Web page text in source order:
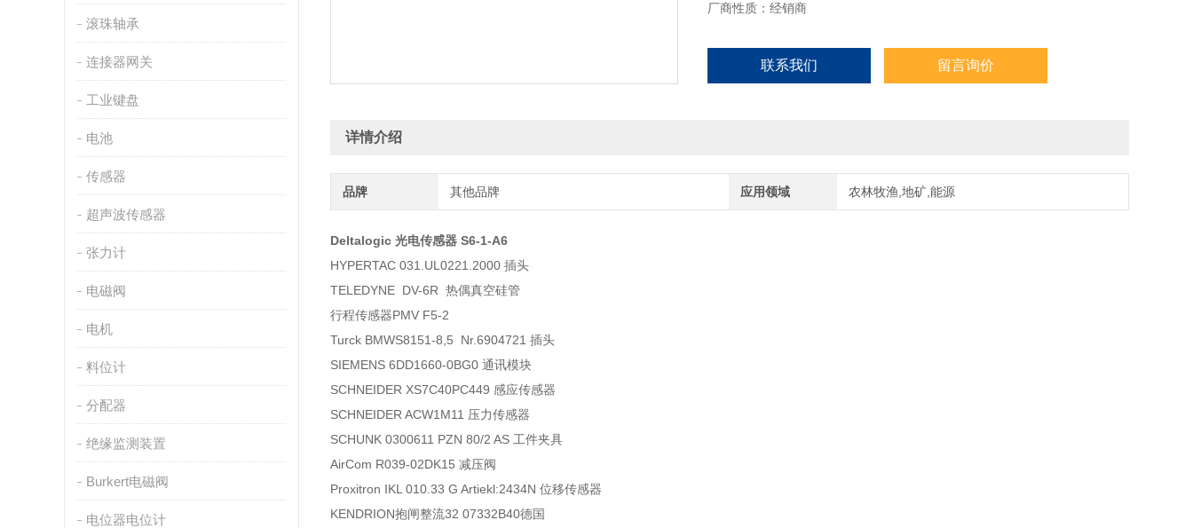
滚珠轴承
连接器网关
工业键盘
电池
传感器
超声波传感器
张力计
电磁阀
电机
料位计
分配器
绝缘监测装置
Burkert电磁阀
电位器电位计
厂商性质：经销商
联系我们 留言询价
详情介绍
品牌 其他品牌 应用领域 农林牧渔,地矿,能源
Deltalogic 光电传感器 S6-1-A6
HYPERTAC 031.UL0221.2000 插头
TELEDYNE DV-6R 热偶真空硅管
行程传感器PMV F5-2
Turck BMWS8151-8,5 Nr.6904721 插头
SIEMENS 6DD1660-0BG0 通讯模块
SCHNEIDER XS7C40PC449 感应传感器
SCHNEIDER ACW1M11 压力传感器
SCHUNK 0300611 PZN 80/2 AS 工件夹具
AirCom R039-02DK15 减压阀
Proxitron IKL 010.33 G Artiekl:2434N 位移传感器
KENDRION抱闸整流32 07332B40德国